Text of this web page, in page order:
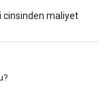
cinsinden maliyet